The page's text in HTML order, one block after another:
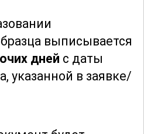
кто хочет
и стать
переработки
выписывается
дней с даты
указанной в заявке/